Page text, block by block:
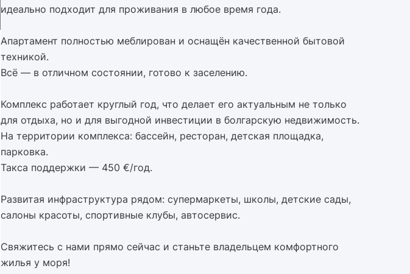
идеально подходит для проживания в любое время года.
Апартамент полностью меблирован и оснащён качественной бытовой
техникой.
Всё — в отличном состоянии, готово к заселению.
Комплекс работает круглый год, что делает его актуальным не только
для отдыха, но и для выгодной инвестиции в болгарскую недвижимость.
На территории комплекса: бассейн, ресторан, детская площадка,
парковка.
Такса поддержки — 450 €/год.
Развитая инфраструктура рядом: супермаркеты, школы, детские сады,
салоны красоты, спортивные клубы, автосервис.
Свяжитесь с нами прямо сейчас и станьте владельцем комфортного
жилья у моря!